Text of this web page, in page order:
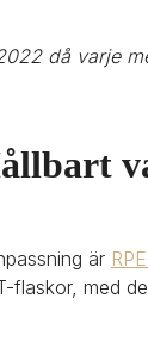
då varje
är
med